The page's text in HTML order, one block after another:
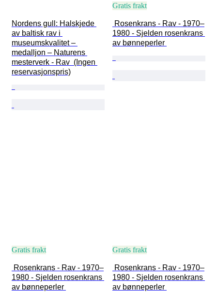
Nordens gull: Halskjede
av baltisk rav i
museumskvalitet –
medalljon – Naturens
mesterverk - Rav  (Ingen
reservasjonspris)
Gratis frakt
1980 - Sjelden rosenkrans
av bønneperler
Gratis frakt
1980 - Sjelden rosenkrans
av bønneperler
Gratis frakt
1980 - Sjelden rosenkrans
av bønneperler